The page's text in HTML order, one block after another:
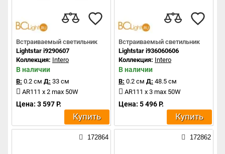
Встраиваемый светильник
Lightstar i9290607
Коллекция: Intero
В наличии
В: 0.2 см Д: 33 см
AR111 x 2 max 50W
Цена: 3 597 Р.
Купить
Встраиваемый светильник
Lightstar i936060606
Коллекция: Intero
В наличии
В: 0.2 см Д: 48.5 см
AR111 x 3 max 50W
Цена: 5 496 Р.
Купить
172864 172862